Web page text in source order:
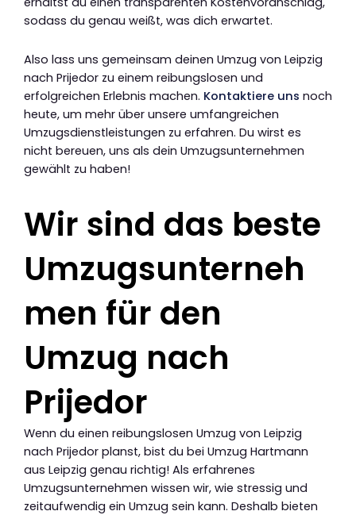
sodass du genau weißt, was dich erwartet.
Also lass uns gemeinsam deinen Umzug von Leipzig
nach Prijedor zu einem reibungslosen und
erfolgreichen Erlebnis machen. Kontaktiere uns noch
heute, um mehr über unsere umfangreichen
Umzugsdienstleistungen zu erfahren. Du wirst es
nicht bereuen, uns als dein Umzugsunternehmen
gewählt zu haben!
Wir sind das beste
Umzugsunterneh
men für den
Umzug nach
Prijedor
Wenn du einen reibungslosen Umzug von Leipzig
nach Prijedor planst, bist du bei Umzug Hartmann
aus Leipzig genau richtig! Als erfahrenes
Umzugsunternehmen wissen wir, wie stressig und
zeitaufwendig ein Umzug sein kann. Deshalb bieten